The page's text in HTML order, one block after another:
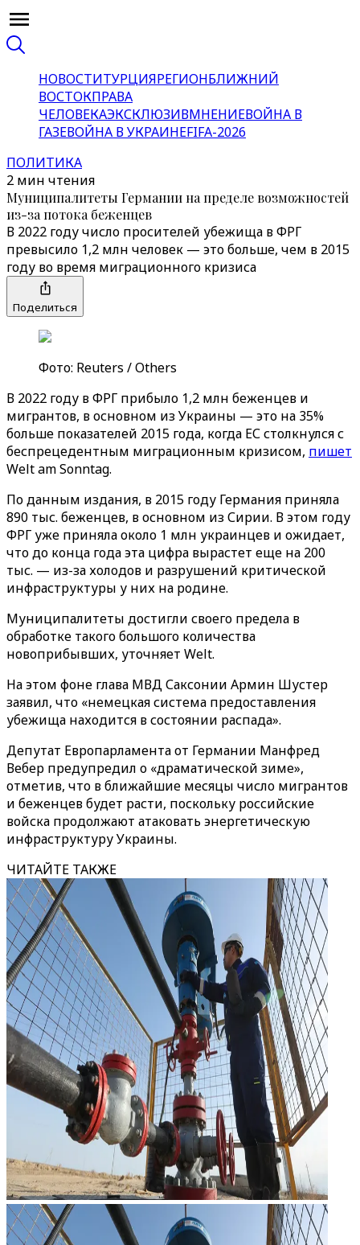
НОВОСТИТУРЦИЯРЕГИОНБЛИЖНИЙ
ВОСТОКПРАВА
ЧЕЛОВЕКАЭКСКЛЮЗИВМНЕНИЕВОЙНА В
ГАЗЕВОЙНА В УКРАИНЕFIFA-2026
ПОЛИТИКА
2 мин чтения
Муниципалитеты Германии на пределе возможностей
из-за потока беженцев
В 2022 году число просителей убежища в ФРГ
превысило 1,2 млн человек — это больше, чем в 2015
году во время миграционного кризиса
Поделиться
Фото: Reuters / Others
В 2022 году в ФРГ прибыло 1,2 млн беженцев и
мигрантов, в основном из Украины — это на 35%
больше показателей 2015 года, когда ЕС столкнулся с
беспрецедентным миграционным кризисом, пишет
Welt am Sonntag.
По данным издания, в 2015 году Германия приняла
890 тыс. беженцев, в основном из Сирии. В этом году
ФРГ уже приняла около 1 млн украинцев и ожидает,
что до конца года эта цифра вырастет еще на 200
тыс. — из-за холодов и разрушений критической
инфраструктуры у них на родине.
Муниципалитеты достигли своего предела в
обработке такого большого количества
новоприбывших, уточняет Welt.
На этом фоне глава МВД Саксонии Армин Шустер
заявил, что «немецкая система предоставления
убежища находится в состоянии распада».
Депутат Европарламента от Германии Манфред
Вебер предупредил о «драматической зиме»,
отметив, что в ближайшие месяцы число мигрантов
и беженцев будет расти, поскольку российские
войска продолжают атаковать энергетическую
инфраструктуру Украины.
ЧИТАЙТЕ ТАКЖЕ